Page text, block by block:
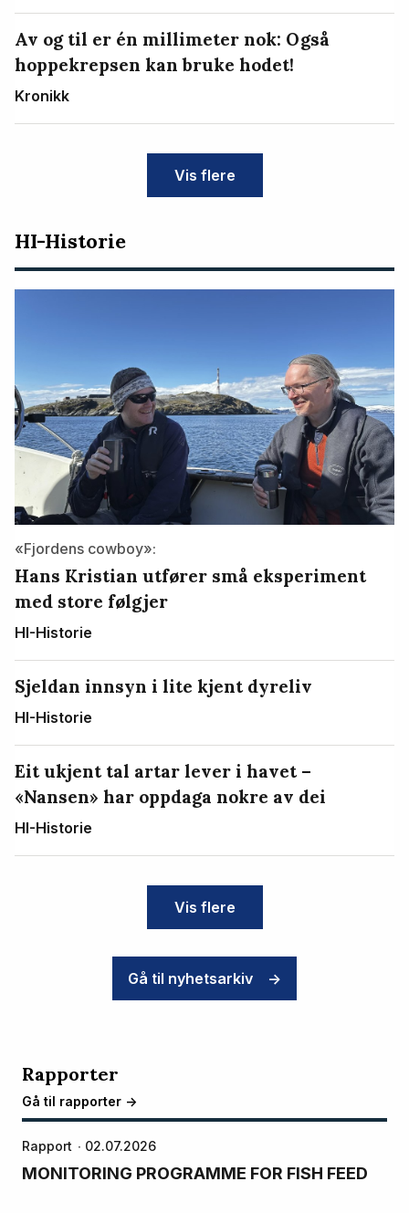
Av og til er én millimeter nok: Også
hoppekrepsen kan bruke hodet!
Kronikk
Vis flere
HI-Historie
«Fjordens cowboy»:
Hans Kristian utfører små eksperiment
med store følgjer
HI-Historie
Sjeldan innsyn i lite kjent dyreliv
HI-Historie
Eit ukjent tal artar lever i havet –
«Nansen» har oppdaga nokre av dei
HI-Historie
Vis flere
Gå til nyhetsarkiv ->
Rapporter
Gå til rapporter ->
Rapport 02.07.2026
MONITORING PROGRAMME FOR FISH FEED